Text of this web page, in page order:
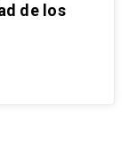
de los